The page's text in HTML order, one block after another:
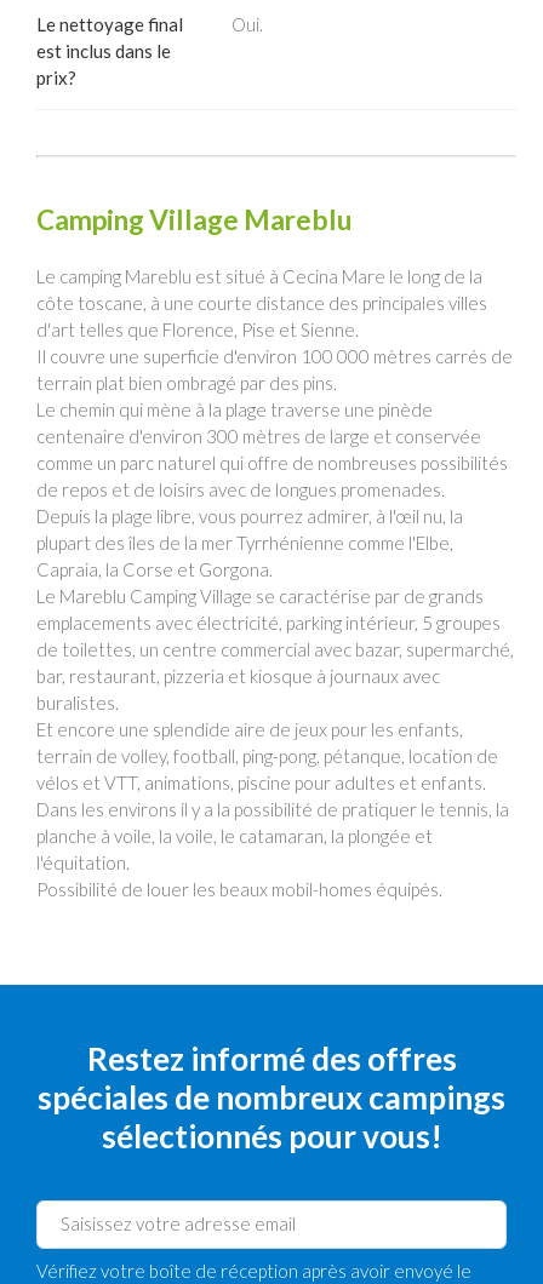
Le nettoyage final
est inclus dans le
prix?
Oui.
Camping Village Mareblu
Le camping Mareblu est situé à Cecina Mare le long de la
côte toscane, à une courte distance des principales villes
d'art telles que Florence, Pise et Sienne.
Il couvre une superficie d'environ 100 000 mètres carrés de
terrain plat bien ombragé par des pins.
Le chemin qui mène à la plage traverse une pinède
centenaire d'environ 300 mètres de large et conservée
comme un parc naturel qui offre de nombreuses possibilités
de repos et de loisirs avec de longues promenades.
Depuis la plage libre, vous pourrez admirer, à l'œil nu, la
plupart des îles de la mer Tyrrhénienne comme l'Elbe,
Capraia, la Corse et Gorgona.
Le Mareblu Camping Village se caractérise par de grands
emplacements avec électricité, parking intérieur, 5 groupes
de toilettes, un centre commercial avec bazar, supermarché,
bar, restaurant, pizzeria et kiosque à journaux avec
buralistes.
Et encore une splendide aire de jeux pour les enfants,
terrain de volley, football, ping-pong, pétanque, location de
vélos et VTT, animations, piscine pour adultes et enfants.
Dans les environs il y a la possibilité de pratiquer le tennis, la
planche à voile, la voile, le catamaran, la plongée et
l'équitation.
Possibilité de louer les beaux mobil-homes équipés.
Restez informé des offres
spéciales de nombreux campings
sélectionnés pour vous!
Vérifiez votre boîte de réception après avoir envoyé le